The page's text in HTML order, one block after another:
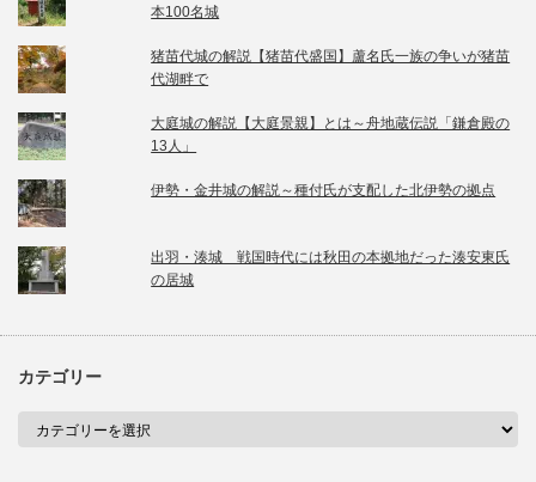
本100名城
猪苗代城の解説【猪苗代盛国】蘆名氏一族の争いが猪苗
代湖畔で
大庭城の解説【大庭景親】とは～舟地蔵伝説「鎌倉殿の
13人」
伊勢・金井城の解説～種付氏が支配した北伊勢の拠点
出羽・湊城 戦国時代には秋田の本拠地だった湊安東氏
の居城
カテゴリー